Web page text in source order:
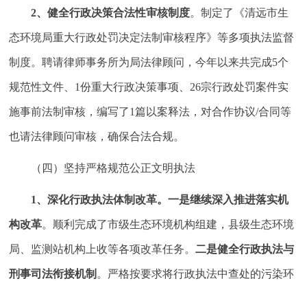
2、健全行政决策合法性审核制度。制定了《清远市生
态环境局重大行政处罚决定法制审核程序》等多项执法监督
制度。聘请律师事务所为局法律顾问，今年以来共完成5个
规范性文件、1份重大行政决策事项、26宗行政处罚案件实
施事前法制审核，编写了1篇以案释法，对合作协议/合同等
也请法律顾问审核，确保合法合规。
（四）坚持严格规范公正文明执法
1、深化行政执法体制改革。一是继续深入推进落实机
构改革。顺利完成了市级生态环境机构组建，县级生态环境
局、监测站机构上收等各项改革任务。二是健全行政执法与
刑事司法衔接机制 。严格按要求将行政执法中查处的污染环